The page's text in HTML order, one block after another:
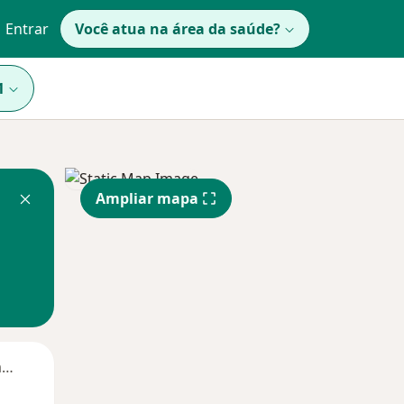
Entrar Você atua na área da saúde?
Segunda-feira
Ampliar mapa